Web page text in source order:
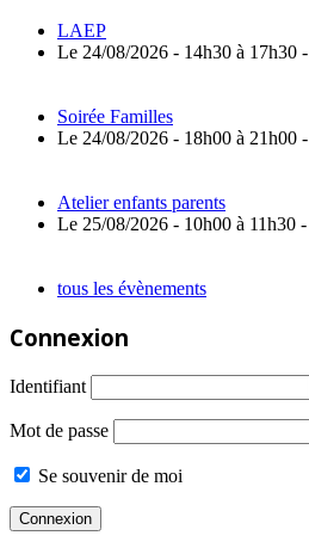
LAEP
Le 24/08/2026 - 14h30 à 17h30 -
Soirée Familles
Le 24/08/2026 - 18h00 à 21h00 -
Atelier enfants parents
Le 25/08/2026 - 10h00 à 11h30 -
tous les évènements
Connexion
Identifiant
Mot de passe
Se souvenir de moi